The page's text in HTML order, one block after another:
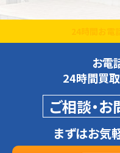
お電
24時間買取
ご相談・
まずはお気